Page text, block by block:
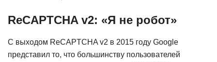
ReCAPTCHA v2: «Я не робот»
С выходом ReCAPTCHA v2 в 2015 году Google
представил то, что большинству пользователей